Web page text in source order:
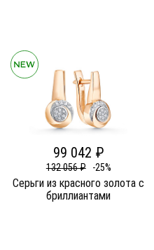
99 042 ₽
132 056 ₽ -25%
Серьги из красного золота c
бриллиантами